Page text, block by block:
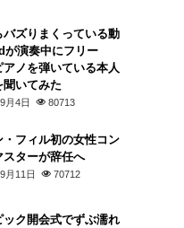
バズりまくっている動
が演奏中にフリー
アノを弾いている本人
聞いてみた
月4日 80713
・フィル初の女性コン
スターが辞任へ
月11日 70712
ック開会式でずぶ濡れ